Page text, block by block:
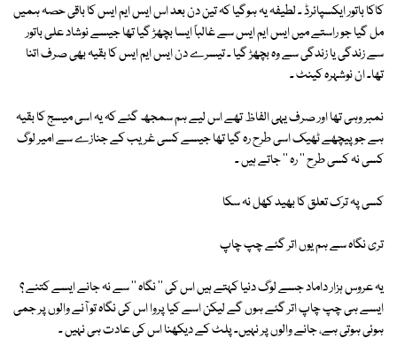
کاکا باتور ایکسپائرڈ ۔ لطیفہ یہ ہوگیا کہ تین دن بعد اس ایس ایم ایس کا باقی حصہ ہمیں
مل گیا جو راستے میں ایس ایم ایس سے غالباً ایسا بچھڑ گیا تھا جیسے نوشاد علی باتور
سے زندگی یا زندگی سے وہ بچھڑ گیا ۔ تیسرے دن ایس ایم ایس کا بقیہ بھی صرف اتنا
تھا۔ ان نوشہرہ کینٹ ۔
نمبر وہی تھا اور صرف یہی الفاظ تھے اس لیے ہم سمجھ گئے کہ یہ اسی میسج کا بقیہ
ہے جو پیچھے ٹھیک اسی طرح رہ گیا تھا جیسے کسی غریب کے جنازے سے امیر لوگ
کسی نہ کسی طرح '' رہ '' جاتے ہیں ۔
کسی پہ ترک تعلق کا بھید کھل نہ سکا
تری نگاہ سے ہم یوں اتر گئے چپ چاپ
یہ عروس ہزار داماد جسے لوگ دنیا کہتے ہیں اس کی '' نگاہ '' سے نہ جانے ایسے کتنے ؟
ایسے ہی چپ چاپ اتر گئے ہوں گے لیکن اسے کیا پروا اس کی نگاہ تو آنے والوں پر جمی
ہوئی ہوتی ہے، جانے والوں پر نہیں۔ پلٹ کے دیکھنا اس کی عادت ہی نہیں ۔